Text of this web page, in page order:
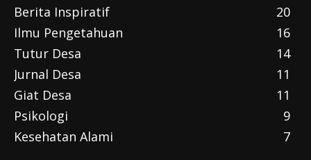
Berita Inspiratif
20
Ilmu Pengetahuan
16
Tutur Desa
14
Jurnal Desa
11
Giat Desa
11
Psikologi
9
Kesehatan Alami
7